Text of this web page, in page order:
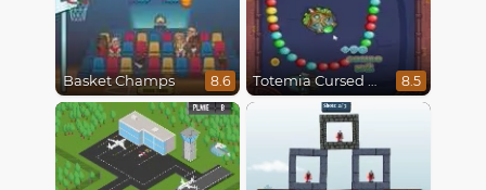
Basket Champs 8.6 Totemia Cursed Marbles 8.5